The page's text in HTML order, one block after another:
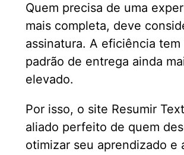
Quem precisa de uma
mais completa, deve
assinatura. A eficiência tem
padrão de entrega ainda
elevado.
Por isso, o site Resumir
aliado perfeito de quem
otimizar seu aprendizado e